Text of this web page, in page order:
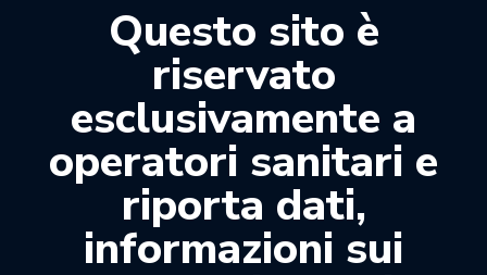
Cognome*
Questo sito è
riservato
esclusivamente a
operatori sanitari e
riporta dati,
informazioni sui